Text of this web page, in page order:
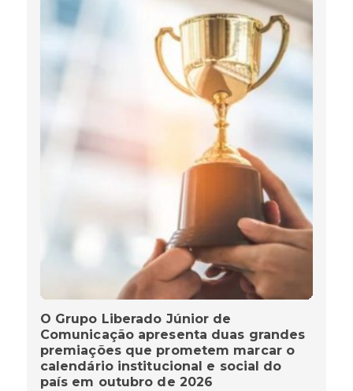
O Grupo Liberado Júnior de
Comunicação apresenta duas grandes
premiações que prometem marcar o
calendário institucional e social do
país em outubro de 2026